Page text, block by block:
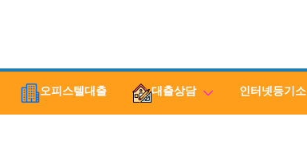
오피스텔대출 대출상담 인터넷등기소